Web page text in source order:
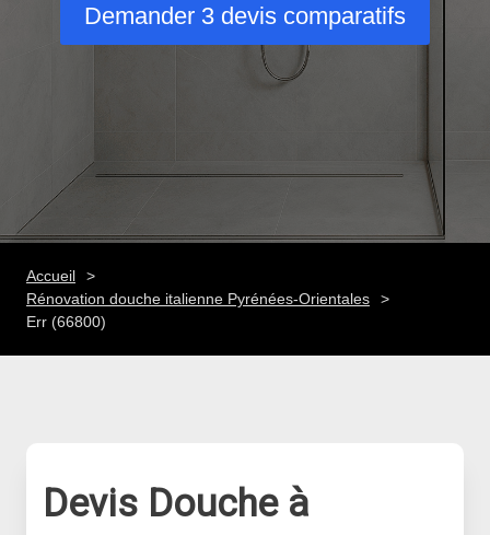
Demander 3 devis comparatifs
Accueil
Rénovation douche italienne Pyrénées-Orientales
Err (66800)
Devis Douche à